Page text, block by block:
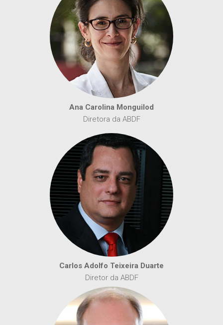
Ana Carolina Monguilod
Diretora da ABDF
Carlos Adolfo Teixeira Duarte
Diretor da ABDF